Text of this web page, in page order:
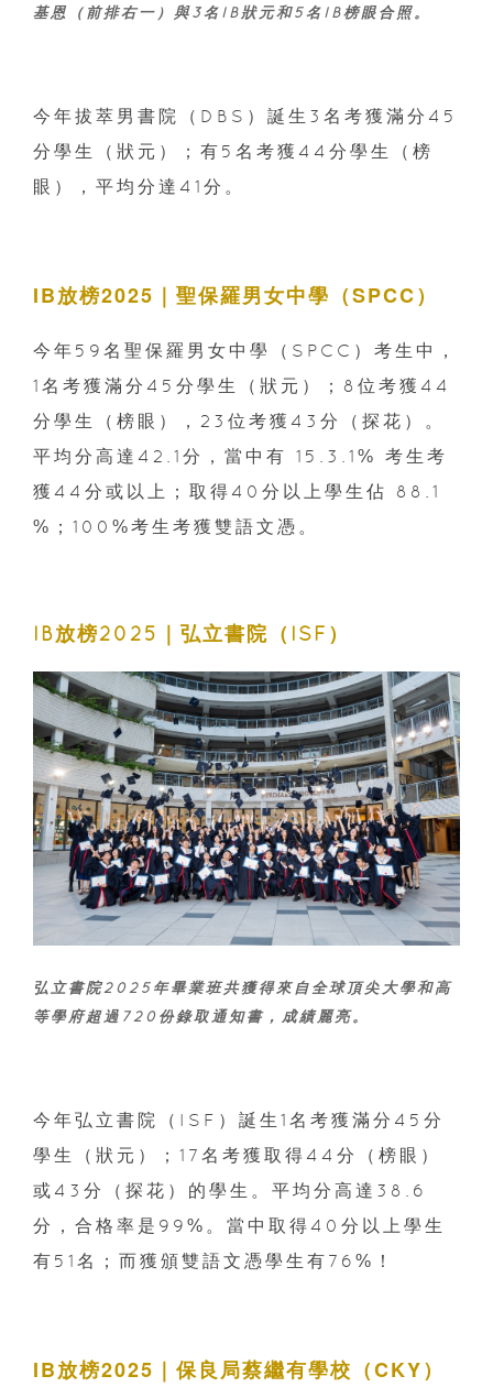
基恩（前排右一）與3名IB狀元和5名IB榜眼合照。
今年拔萃男書院（DBS）誕生3名考獲滿分45
分學生（狀元）；有5名考獲44分學生（榜
眼），平均分達41分。
IB放榜2025｜聖保羅男女中學（SPCC）
今年59名聖保羅男女中學（SPCC）考生中，
1名考獲滿分45分學生（狀元）；8位考獲44
分學生（榜眼），23位考獲43分（探花）。
平均分高達42.1分，當中有 15.3.1% 考生考
獲44分或以上；取得40分以上學生佔 88.1
%；100%考生考獲雙語文憑。
IB放榜2025｜弘立書院（ISF）
弘立書院2025年畢業班共獲得來自全球頂尖大學和高
等學府超過720份錄取通知書，成績麗亮。
今年弘立書院（ISF）誕生1名考獲滿分45分
學生（狀元）；17名考獲取得44分（榜眼）
或43分（探花）的學生。平均分高達38.6
分，合格率是99%。當中取得40分以上學生
有51名；而獲頒雙語文憑學生有76%！
IB放榜2025｜保良局蔡繼有學校（CKY）